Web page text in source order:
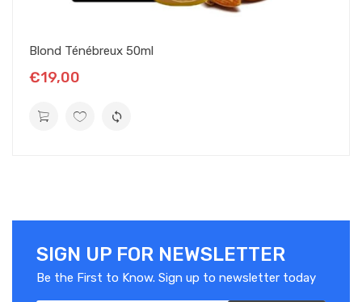
Blond Ténébreux 50ml
€19,00
SIGN UP FOR NEWSLETTER
Be the First to Know. Sign up to newsletter today